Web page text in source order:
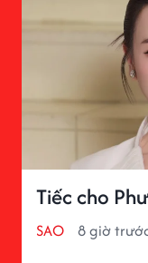
Tiếc cho
SAO 8 giờ